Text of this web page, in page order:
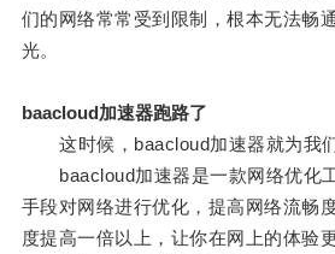
们的网络常常受到限制，根本无法畅
光。
baacloud加速器跑路了
这时候，baacloud加速器就为我们
baacloud加速器是一款网络优化
手段对网络进行优化，提高网络流畅
度提高一倍以上，让你在网上的体验